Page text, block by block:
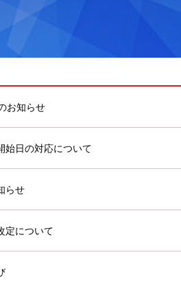
お知らせ
始日の対応について
らせ
定について